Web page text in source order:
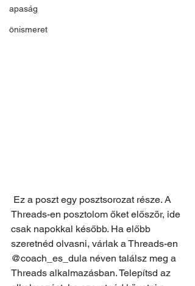
apaság
önismeret
Ez a poszt egy posztsorozat része. A
Threads-en posztolom őket először, ide
csak napokkal később. Ha előbb
szeretnéd olvasni, várlak a Threads-en
@coach_es_dula néven találsz meg a
Threads alkalmazásban. Telepítsd az